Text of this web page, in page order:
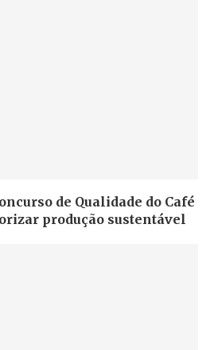
de Qualidade do Café
produção sustentável